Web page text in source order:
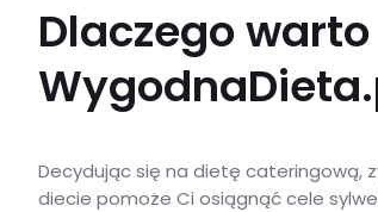
Dlaczego
Decydując się na dietę cateringową,
diecie pomoże Ci osiągnąć cele